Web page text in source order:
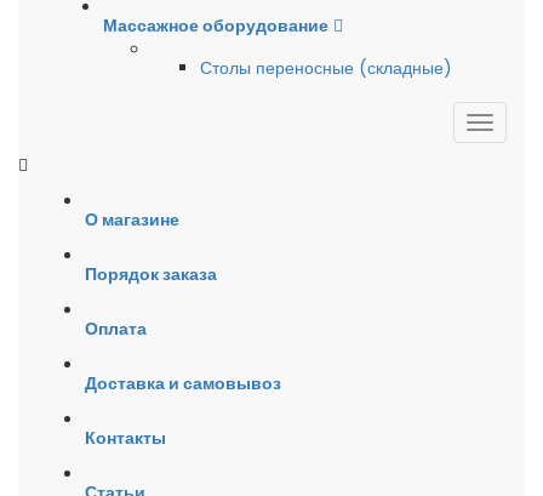
Массажное оборудование
Столы переносные (складные)
О магазине
Порядок заказа
Оплата
Доставка и самовывоз
Контакты